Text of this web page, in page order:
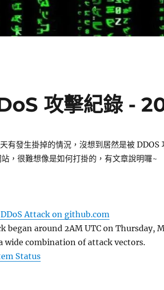
攻擊紀錄 -
有發生掛掉的情況，沒想到居然是被 DDOS
，很難想像是如何打掛的，有文章說明囉~
DDoS Attack on github.com
began around 2AM UTC on Thursday,
wide combination of attack vectors.
Status